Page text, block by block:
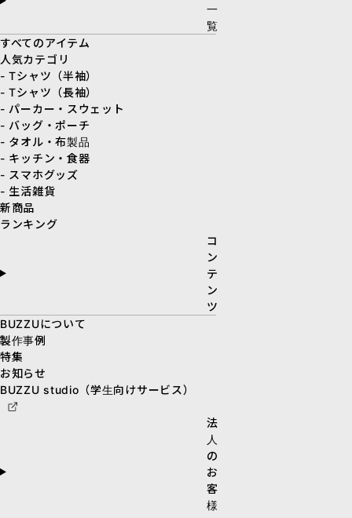
一
覧
すべてのアイテム
人気カテゴリ
- Tシャツ（半袖）
- Tシャツ（長袖）
- パーカー・スウェット
- バッグ・ポーチ
- タオル・布製品
- キッチン・食器
- スマホグッズ
- 生活雑貨
新商品
ランキング
コ
ン
テ
ン
ツ
BUZZUについて
製作事例
特集
お知らせ
BUZZU studio（学生向けサービス）
法
人
の
お
客
様